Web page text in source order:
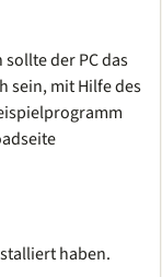
der PC das
sein, mit Hilfe des
haben.